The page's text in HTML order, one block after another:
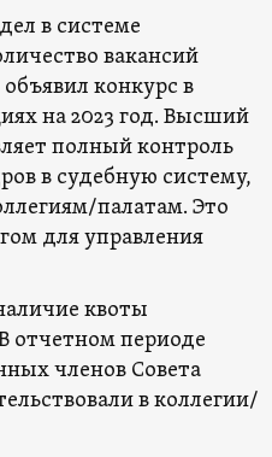
в системе
вакансий
конкурс в
на 2023 год. Высший
полный контроль
в судебную систему,
палатам. Это
для управления
квоты
отчетном периоде
членов Совета
в коллегии/